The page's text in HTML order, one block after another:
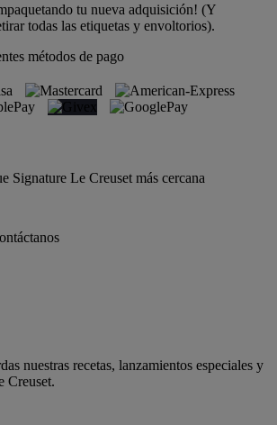
tu nueva adquisición! (Y
todas las etiquetas y envoltorios).
métodos de pago
Signature Le Creuset más cercana
nuestras recetas, lanzamientos especiales y
Creuset.